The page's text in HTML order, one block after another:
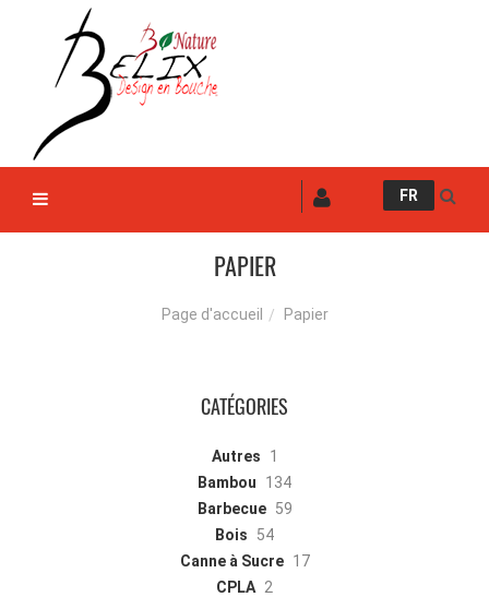
FR
PAPIER
Page d'accueil Papier
CATÉGORIES
Autres
1
Bambou
134
Barbecue 59
Bois
54
Canne à Sucre 17
CPLA 2